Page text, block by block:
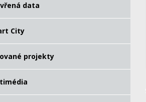
data
City
projekty